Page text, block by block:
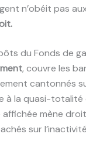
n’obéit pas
du Fonds de
, couvre les
cantonnés
à la quasi-
mène
sur